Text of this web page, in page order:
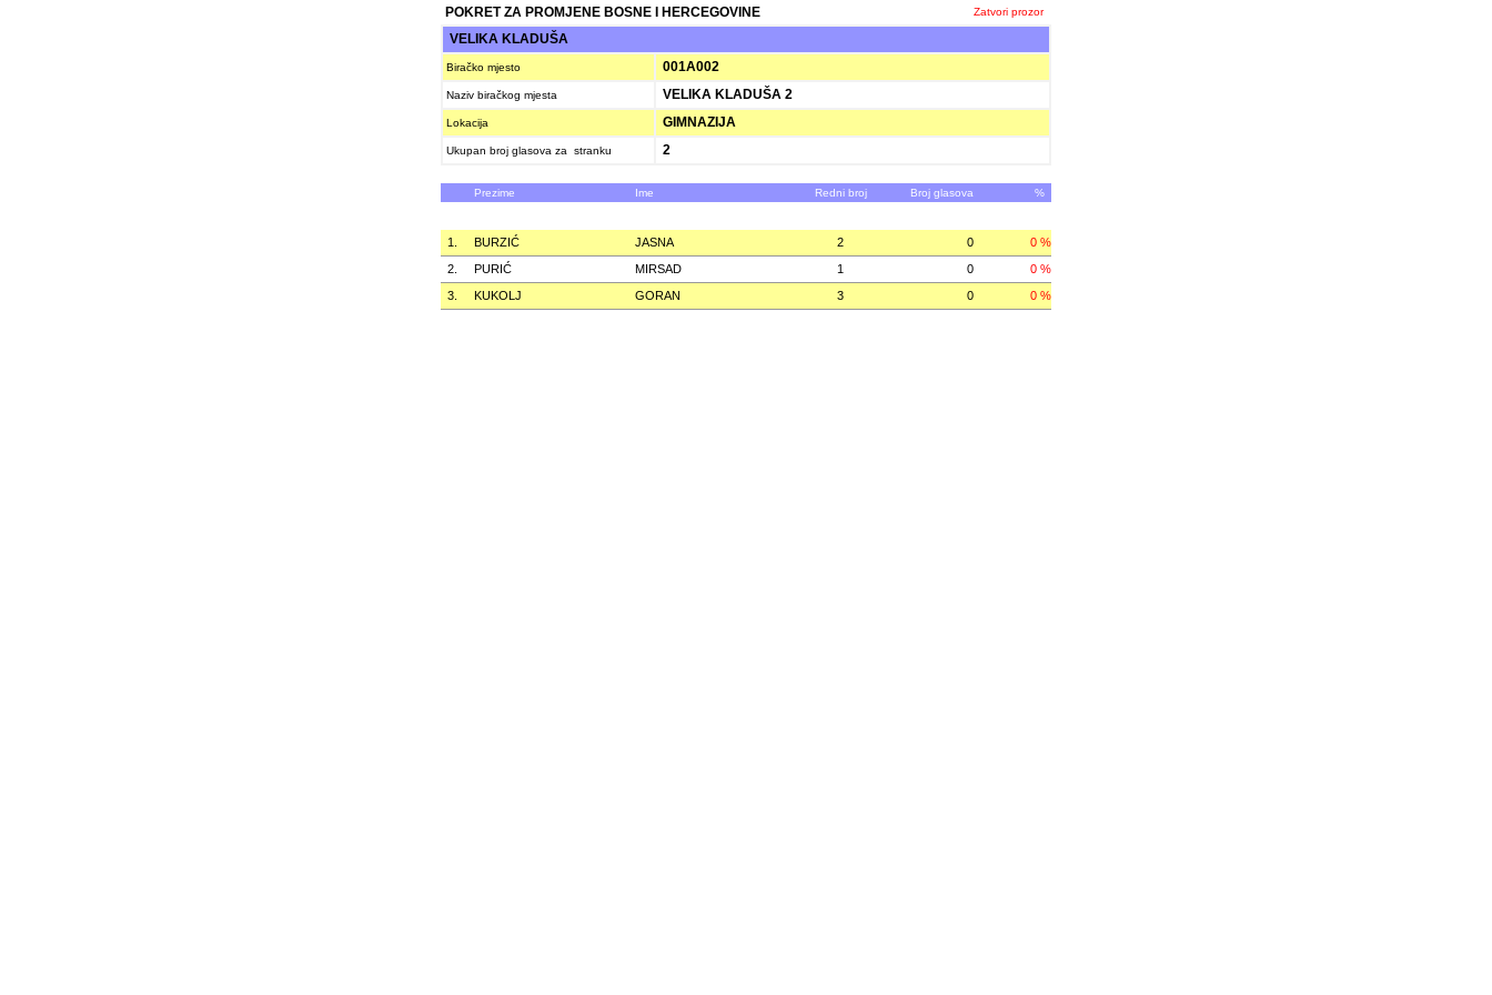
POKRET ZA PROMJENE BOSNE I HERCEGOVINE Zatvori prozor
VELIKA KLADUŠA
Biračko mjesto 001A002
Naziv biračkog mjesta VELIKA KLADUŠA 2
Lokacija GIMNAZIJA
Ukupan broj glasova za stranku 2
Prezime Ime Redni broj Broj glasova %
1. BURZIĆ JASNA 2 0
0 %
2.
PURIĆ MIRSAD 1 0
0 %
3.
KUKOLJ GORAN 3 0 0 %